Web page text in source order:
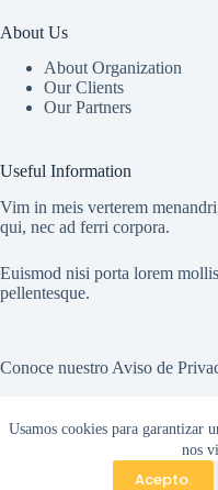
Usamos cookies para garantizar
nos
Acepto.
About Us
About Organization
Our Clients
Our Partners
Useful Information
Vim in meis verterem
qui, nec ad ferri corpora.
Euismod nisi porta lorem
pellentesque.
Conoce nuestro Aviso de
Socials